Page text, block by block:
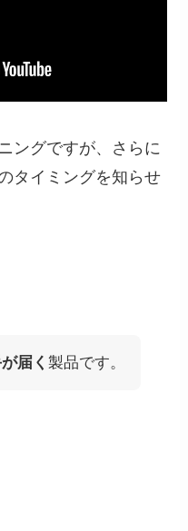
ングですが、さらに
タイミングを知らせ
届く製品です。